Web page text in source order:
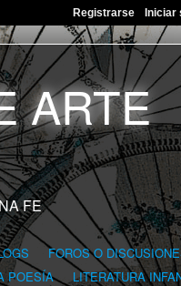
Registrarse Iniciar
FE
FOROS O
POESÍA
LITERATURA